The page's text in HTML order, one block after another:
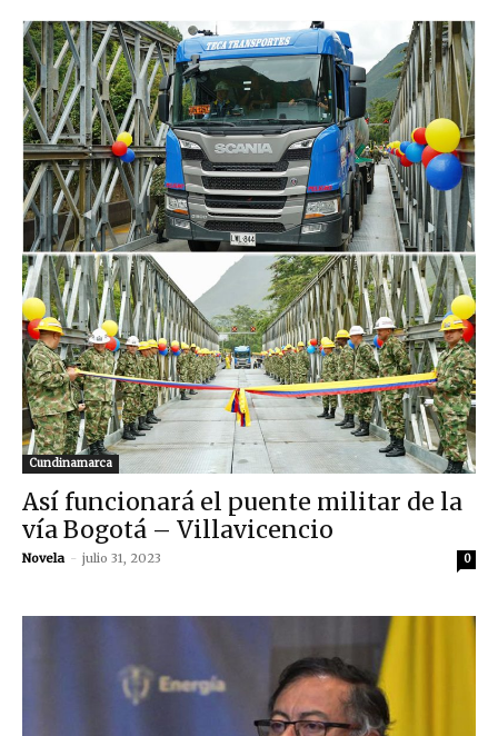
Cundinamarca
Así funcionará el puente militar de la
vía Bogotá – Villavicencio
Novela - julio 31, 2023 0